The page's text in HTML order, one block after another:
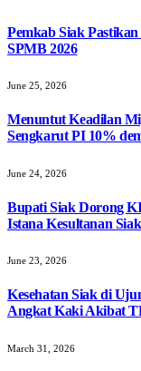
Pemkab Siak
SPMB 2026
June 25, 2026
Menuntut Keadilan
Sengkarut PI 10%
June 24, 2026
Bupati Siak Dorong
Istana Kesultanan Siak
June 23, 2026
Kesehatan Siak di
Angkat Kaki Akibat
March 31, 2026